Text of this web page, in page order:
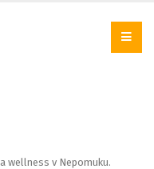
a wellness v Nepomuku.